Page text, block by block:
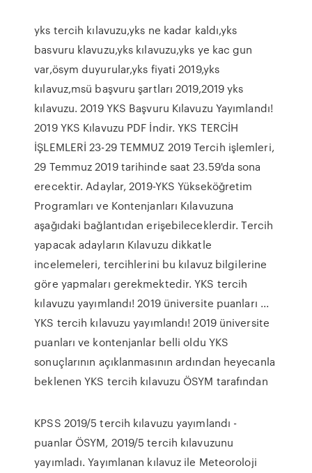
yks tercih kılavuzu,yks ne kadar kaldı,yks
basvuru klavuzu,yks kılavuzu,yks ye kac gun
var,ösym duyurular,yks fiyati 2019,yks
kılavuz,msü başvuru şartları 2019,2019 yks
kılavuzu. 2019 YKS Başvuru Kılavuzu Yayımlandı!
2019 YKS Kılavuzu PDF İndir. YKS TERCİH
İŞLEMLERİ 23-29 TEMMUZ 2019 Tercih işlemleri,
29 Temmuz 2019 tarihinde saat 23.59'da sona
erecektir. Adaylar, 2019-YKS Yükseköğretim
Programları ve Kontenjanları Kılavuzuna
aşağıdaki bağlantıdan erişebileceklerdir. Tercih
yapacak adayların Kılavuzu dikkatle
incelemeleri, tercihlerini bu kılavuz bilgilerine
göre yapmaları gerekmektedir. YKS tercih
kılavuzu yayımlandı! 2019 üniversite puanları ...
YKS tercih kılavuzu yayımlandı! 2019 üniversite
puanları ve kontenjanlar belli oldu YKS
sonuçlarının açıklanmasının ardından heyecanla
beklenen YKS tercih kılavuzu ÖSYM tarafından
KPSS 2019/5 tercih kılavuzu yayımlandı -
puanlar ÖSYM, 2019/5 tercih kılavuzunu
yayımladı. Yayımlanan kılavuz ile Meteoroloji